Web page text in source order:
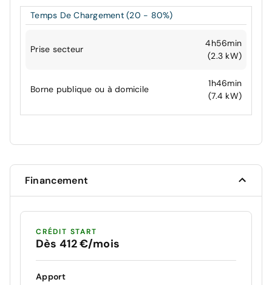
Temps De Chargement (20 - 80%)
Prise secteur
4h56min
(2.3 kW)
Borne publique ou à domicile
1h46min
(7.4 kW)
Financement
CRÉDIT START
Dès 412 €/mois
Apport